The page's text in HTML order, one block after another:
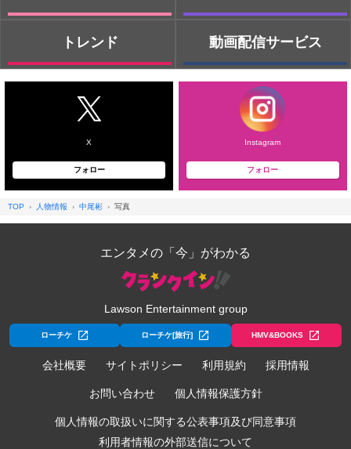
トレンド 動画配信サービス
X
フォロー
Instagram
フォロー
TOP 人物情報 中尾彬 写真
エンタメの「今」がわかる
Lawson Entertainment group
ローチケ ローチケ[旅行] HMV&BOOKS
会社概要 サイトポリシー 利用規約 採用情報
お問い合わせ 個人情報保護方針
個人情報の取扱いに関する公表事項及び同意事項
利用者情報の外部送信について